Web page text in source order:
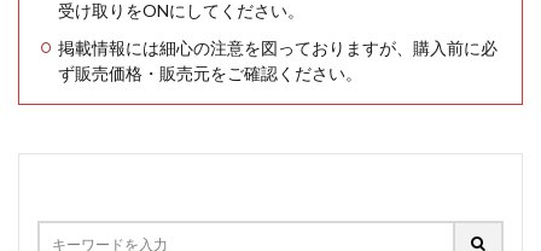
受け取りをONにしてください。
掲載情報には細心の注意を図っておりますが、購入前に必
ず販売価格・販売元をご確認ください。